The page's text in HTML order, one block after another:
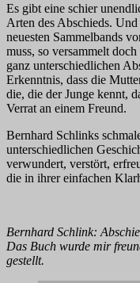
Es gibt eine schier
Arten des Abschieds.
neuesten Sammelbands
muss, so versammelt
ganz unterschiedlichen
Erkenntnis, dass die
die, die der Junge kennt,
Verrat an einem Freund.
Bernhard Schlinks
unterschiedlichen
verwundert, verstört,
die in ihrer einfachen
Bernhard Schlink:
Das Buch wurde mir
gestellt.